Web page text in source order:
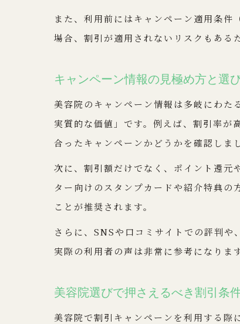
また、利用前にはキャンペーン適用条
場合、割引が適用されないリスクもある
キャンペーン情報の見極め方と選
美容院のキャンペーン情報は多岐にわた
実質的な価値」です。例えば、割引率が
合ったキャンペーンかどうかを確認しま
次に、割引額だけでなく、ポイント還元
ター向けのスタンプカードや紹介特典
ことが推奨されます。
さらに、SNSや口コミサイトでの評判や
実際の利用者の声は非常に参考になりま
美容院選びで押さえるべき割引条
美容院で割引キャンペーンを利用する際